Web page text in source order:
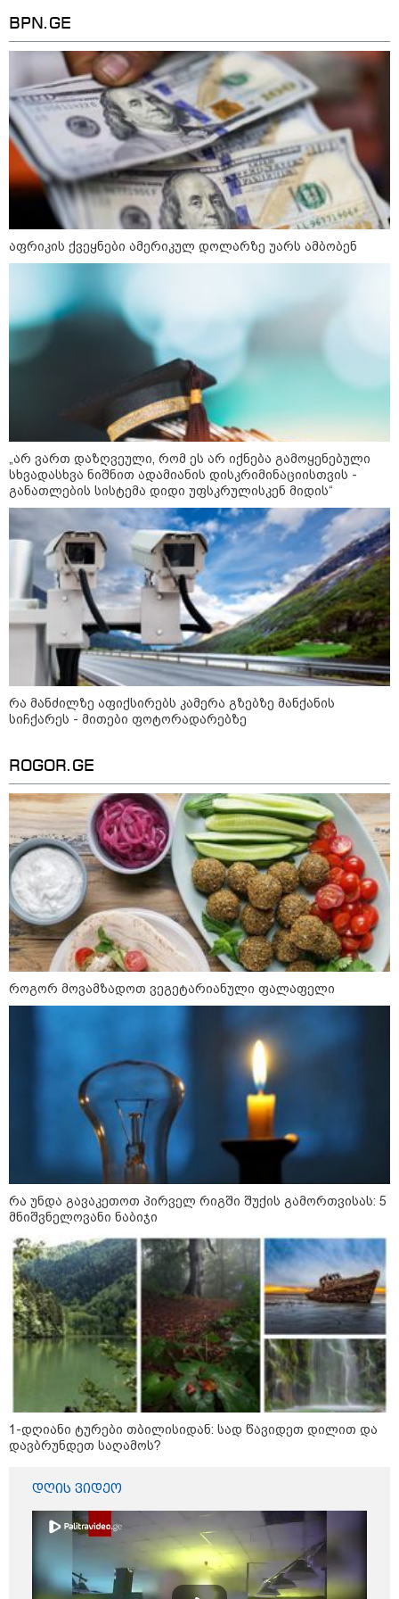
დატოვებულ სახლში
თვითნებურად ცხოვრობს
ადამიანი, რომელიც ზვიადის
ანდერძში ერთი სიტყვითაც კი
არ არის მოხსენიებული" - ანა
ჯაბაური
09:32 / 05-08-2026
"4 დღე უწყლოდ და უპუროდ
გაატარეს, მათ სიცოცხლე
დავუბრუნეთ" - ქართველი
მეზღვაური წერს, რომ 36
მიგრანტი, მათ შორის, ორსული
გოგონა გადაარჩინა
მიგვაჩნია, რომ ადამიანის
ეს მგლოვიარეს ისეთი
სიყვარულითა უნდა ავუხსნათ,
რომ შფოთვა არ დაიბადოს" -
დედა სიდონია
16:02 / 03-08-2026
"15 წლის წინ ჩადენილი
დანაშაული, 5-ჯერ შეცვლილი
მოსამართლე, 4-ჯერ თავიდან
დაწყებული საქმე... მადლობა
პროკურატურას, მათ გარეშე ეს
შედეგი არ დადგებოდა" - ქეთა
ხარძიანი
კატეგორიის ყველა სიახლე
აფრიკის ქვეყნები ამერიკულ
დოლარზე უარს ამბობენ
ნიშნით ადამიანის
დისკრიმინაციისთვის -
განათლების სისტემა დიდი
უფსკრულისკენ მიდის“
რა მანძილზე აფიქსირებს კამერა
გზებზე მანქანის სიჩქარეს -
მითები ფოტორადარებზე
14:14 / 06-08-2026
"მეც ერთ-ერთი მათგანი ვიყავი, ვინც
ლიფტში გაიჭედა" - ლევან მახაშვილი
ადამიანები, საუბრობენ,
თითქოს საქართველოში
უარყოფითი გარემოა რუსი
ტურისტებისთვის" - პრემიერი
16:14 / 06-08-2026
BPN.GE
აფრიკის ქვეყნები ამერიკულ დოლარზე უარს ამბობენ
„არ ვართ დაზღვეული, რომ ეს არ იქნება გამოყენებული
სხვადასხვა ნიშნით ადამიანის დისკრიმინაციისთვის -
განათლების სისტემა დიდი უფსკრულისკენ მიდის“
რა მანძილზე აფიქსირებს კამერა გზებზე მანქანის
სიჩქარეს - მითები ფოტორადარებზე
ROGOR.GE
როგორ მოვამზადოთ ვეგეტარიანული ფალაფელი
რა უნდა გავაკეთოთ პირველ რიგში შუქის გამორთვისას: 5
მნიშვნელოვანი ნაბიჯი
1-დღიანი ტურები თბილისიდან: სად წავიდეთ დილით და
დავბრუნდეთ საღამოს?
დღის ვიდეო